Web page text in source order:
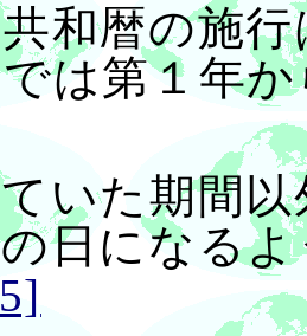
和暦の施
は第１年
いた期間
日になる